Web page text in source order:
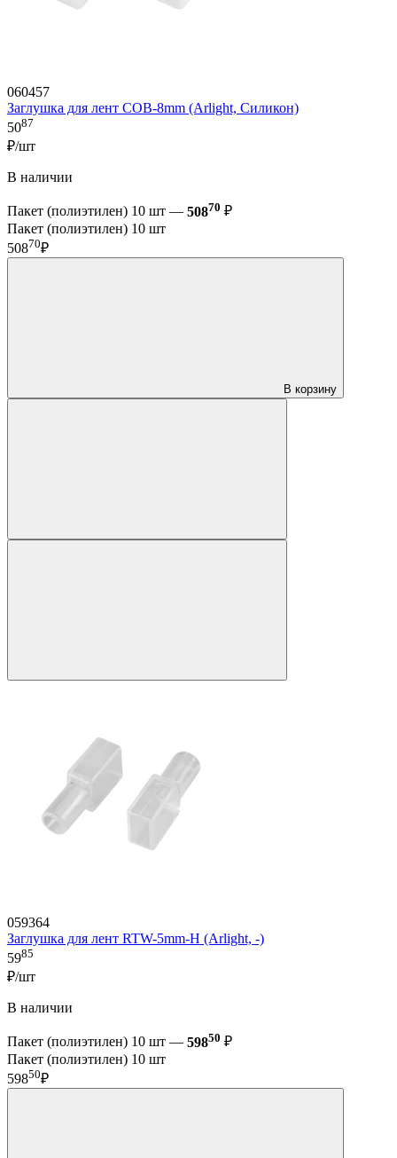
060457
Заглушка для лент COB-8mm (Arlight, Силикон)
5087
₽/шт
В наличии
Пакет (полиэтилен) 10 шт — 50870 ₽
Пакет (полиэтилен) 10 шт
50870₽
В корзину
059364
Заглушка для лент RTW-5mm-H (Arlight, -)
5985
₽/шт
В наличии
Пакет (полиэтилен) 10 шт — 59850 ₽
Пакет (полиэтилен) 10 шт
59850₽